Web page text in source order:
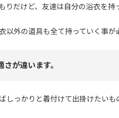
りだけど、友達は自分の浴衣を持
以外の道具も全て持っていく事
が違います。
しっかりと着付けて出掛けたいも